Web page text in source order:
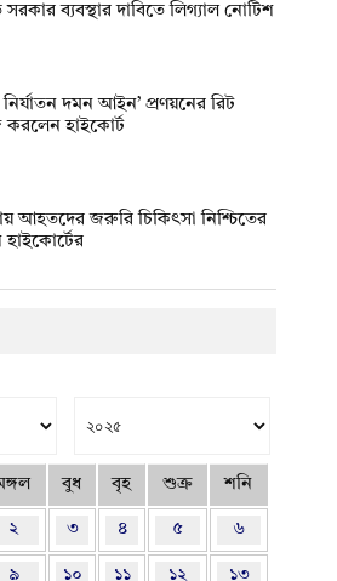
সরকার ব্যবস্থার দাবিতে লিগ্যাল নোটিশ
দমন আইন’ প্রণয়নের রিট
করলেন হাইকোর্ট
আহতদের জরুরি চিকিৎসা নিশ্চিতের
হাইকোর্টের
বুধ বৃহ শুক্র শনি
২ ৩ ৪ ৫ ৬
৯ ১০ ১১ ১২ ১৩